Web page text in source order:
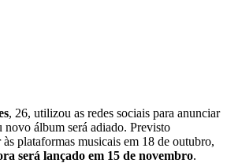
, 26, utilizou as redes sociais para anunciar
novo álbum será adiado. Previsto
plataformas musicais em 18 de outubro,
será lançado em 15 de novembro.